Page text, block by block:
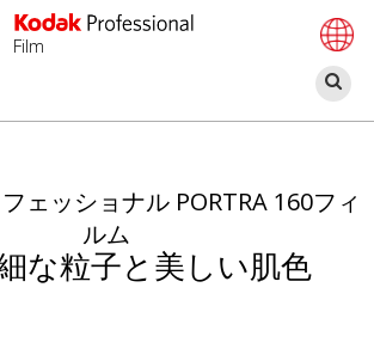
Film
検
索
ェッショナル PORTRA 160フィ
ルム
な粒子と美しい肌色